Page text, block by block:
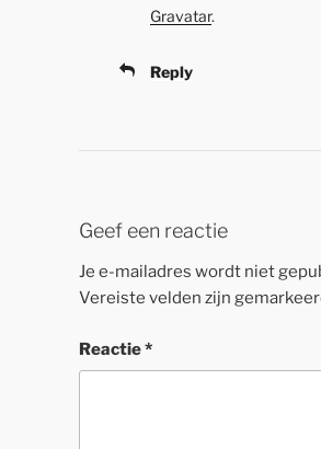
Gravatar.
Reply
Geef een reactie
Je e-mailadres wordt niet
Vereiste velden zijn
Reactie*